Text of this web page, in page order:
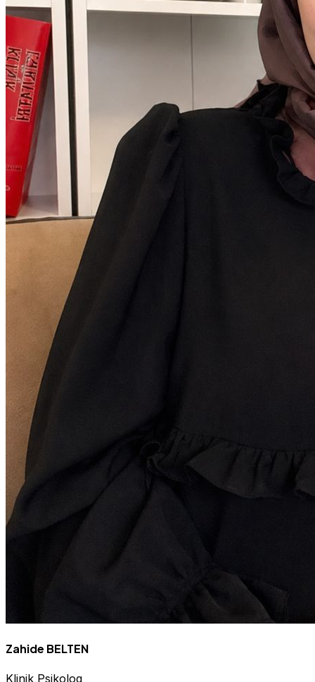
Zahide BELTEN
Klinik Psikolog